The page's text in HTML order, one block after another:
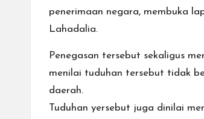
penerimaan negara, membuka
Lahadalia.
Penegasan tersebut sekaligus
menilai tuduhan tersebut tidak
daerah.
Tuduhan yersebut juga dinilai